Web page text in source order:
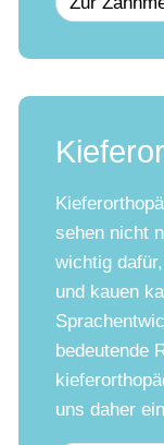
sehen nicht
wichtig
und kauen
bedeutende
uns daher